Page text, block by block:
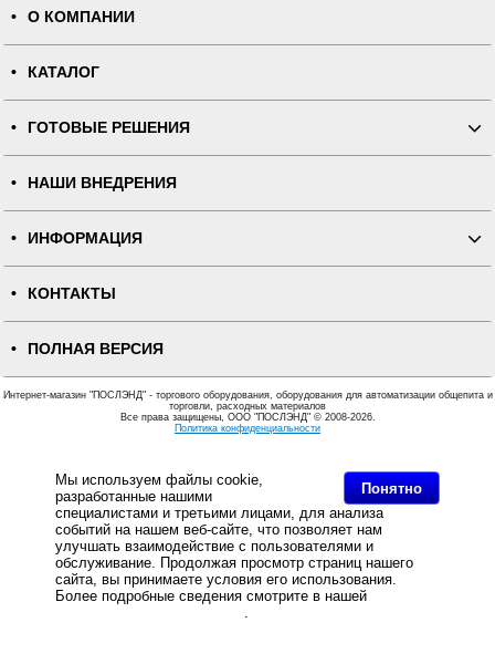
Понятно
Мы используем файлы cookie,
разработанные нашими
специалистами и третьими лицами, для анализа
событий на нашем веб-сайте, что позволяет нам
улучшать взаимодействие с пользователями и
обслуживание. Продолжая просмотр страниц нашего
сайта, вы принимаете условия его использования.
Более подробные сведения смотрите в нашей
.
О КОМПАНИИ
КАТАЛОГ
ГОТОВЫЕ РЕШЕНИЯ
НАШИ ВНЕДРЕНИЯ
ИНФОРМАЦИЯ
КОНТАКТЫ
ПОЛНАЯ ВЕРСИЯ
Интернет-магазин "ПОСЛЭНД" - торгового оборудования, оборудования для автоматизации общепита и
торговли, расходных материалов
Все права защищены, ООО "ПОСЛЭНД" © 2008-2026.
Политика конфиденциальности